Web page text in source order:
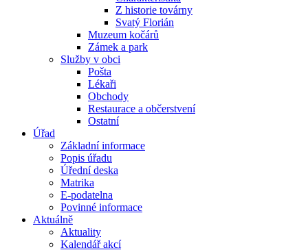
Z historie továrny
Svatý Florián
Muzeum kočárů
Zámek a park
Služby v obci
Pošta
Lékaři
Obchody
Restaurace a občerstvení
Ostatní
Úřad
Základní informace
Popis úřadu
Úřední deska
Matrika
E-podatelna
Povinné informace
Aktuálně
Aktuality
Kalendář akcí